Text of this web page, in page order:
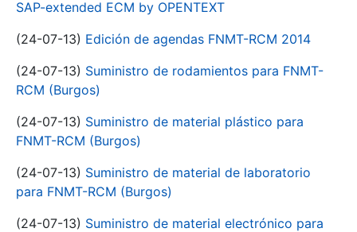
SAP-extended ECM by OPENTEXT
(24-07-13) Edición de agendas FNMT-RCM 2014
(24-07-13) Suministro de rodamientos para FNMT-
RCM (Burgos)
(24-07-13) Suministro de material plástico para
FNMT-RCM (Burgos)
(24-07-13) Suministro de material de laboratorio
para FNMT-RCM (Burgos)
(24-07-13) Suministro de material electrónico para